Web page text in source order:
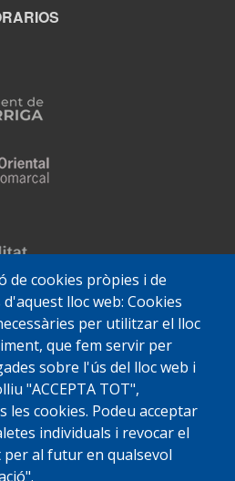
de cookies pròpies i de
lloc web: Cookies
per utilitzar el lloc
que fem servir per
sobre l'ús del lloc web i
"ACCEPTA TOT",
les cookies. Podeu acceptar
individuals i revocar el
al futur en qualsevol